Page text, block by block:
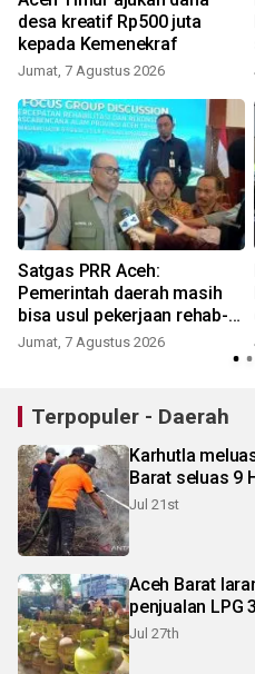
desa kreatif Rp500 juta
kepada Kemenekraf
Jumat, 7 Agustus 2026
Satgas PRR Aceh:
Pemerintah daerah masih
bisa usul pekerjaan rehab-
rekon masuk Inpres
Jumat, 7 Agustus 2026
Terpopuler - Daerah
Karhutla
Barat seluas 9
Jul 21st
Aceh Barat
penjualan LPG
Jul 27th